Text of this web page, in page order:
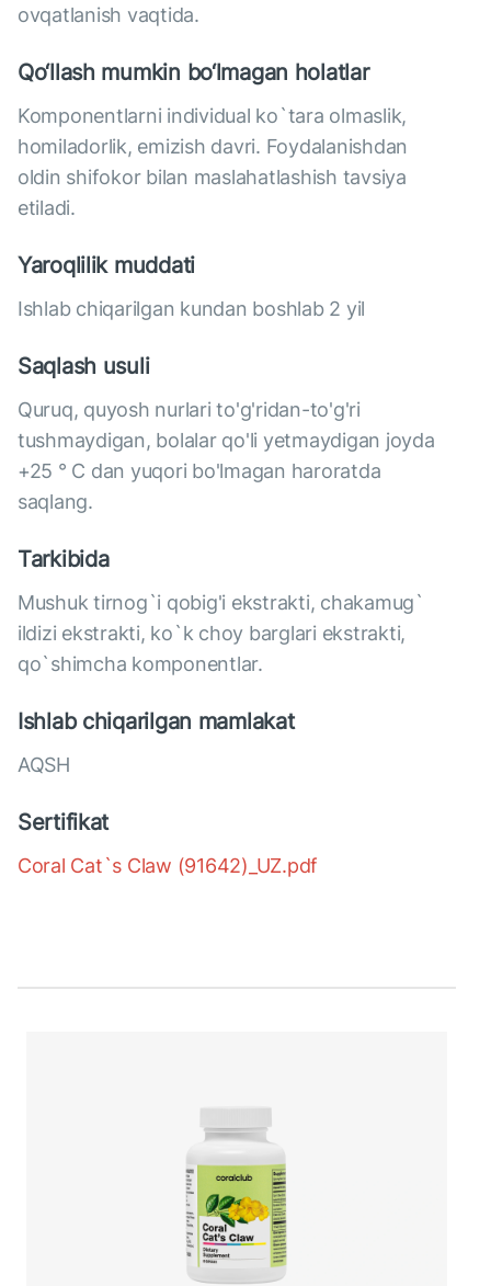
ovqatlanish vaqtida.
Qo‘llash mumkin bo‘lmagan holatlar
Komponentlarni individual ko`tara olmaslik,
homiladorlik, emizish davri. Foydalanishdan
oldin shifokor bilan maslahatlashish tavsiya
etiladi.
Yaroqlilik muddati
Ishlab chiqarilgan kundan boshlab 2 yil
Saqlash usuli
Quruq, quyosh nurlari to'g'ridan-to'g'ri
tushmaydigan, bolalar qo'li yetmaydigan joyda
+25 ° C dan yuqori bo'lmagan haroratda
saqlang.
Tarkibida
Mushuk tirnog`i qobig'i ekstrakti, chakamug`
ildizi ekstrakti, ko`k choy barglari ekstrakti,
qo`shimcha komponentlar.
Ishlab chiqarilgan mamlakat
AQSH
Sertifikat
Coral Cat`s Claw (91642)_UZ.pdf